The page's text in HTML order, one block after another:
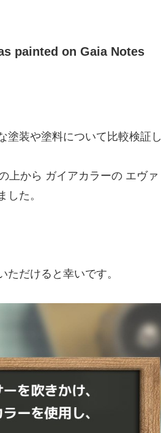
painted on Gaia Notes
塗装や塗料について比較検証し
上から ガイアカラーの エヴァ
た。
だけると幸いです。